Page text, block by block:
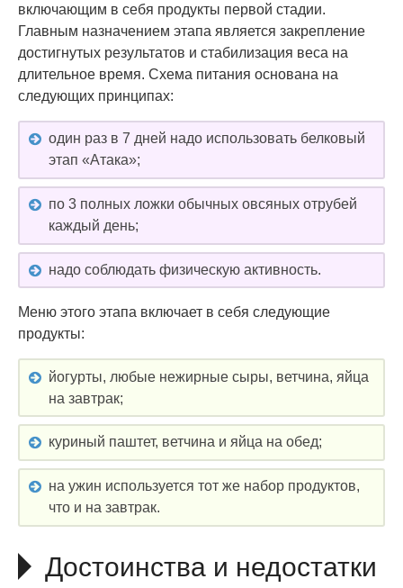
включающим в себя продукты первой стадии.
Главным назначением этапа является закрепление
достигнутых результатов и стабилизация веса на
длительное время. Схема питания основана на
следующих принципах:
один раз в 7 дней надо использовать белковый
этап «Атака»;
по 3 полных ложки обычных овсяных отрубей
каждый день;
надо соблюдать физическую активность.
Меню этого этапа включает в себя следующие
продукты:
йогурты, любые нежирные сыры, ветчина, яйца
на завтрак;
куриный паштет, ветчина и яйца на обед;
на ужин используется тот же набор продуктов,
что и на завтрак.
Достоинства и недостатки